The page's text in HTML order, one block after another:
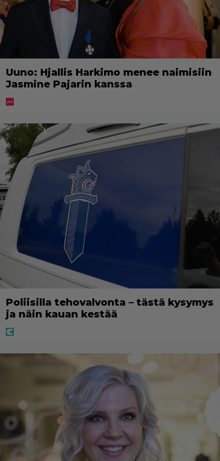
Uuno: Hjallis Harkimo menee naimisiin
Jasmine Pajarin kanssa
Poliisilla tehovalvonta – tästä kysymys
ja näin kauan kestää